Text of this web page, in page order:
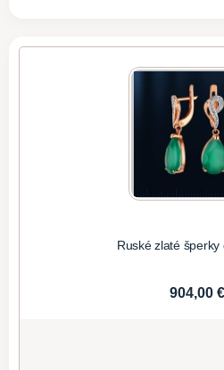
Ruské zlaté šperky
904,00 €